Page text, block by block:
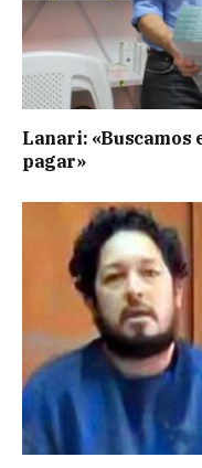
Lanari: «Buscamos
pagar»